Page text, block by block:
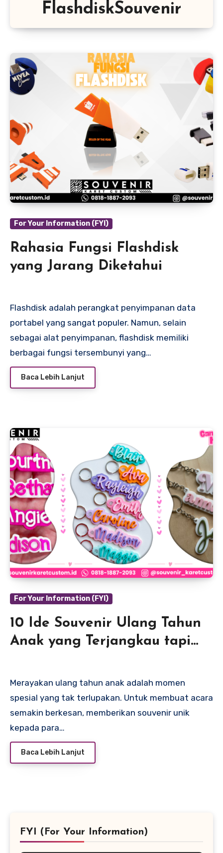
FlashdiskSouvenir
For Your Information (FYI)
Rahasia Fungsi Flashdisk
yang Jarang Diketahui
Flashdisk adalah perangkat penyimpanan data
portabel yang sangat populer. Namun, selain
sebagai alat penyimpanan, flashdisk memiliki
berbagai fungsi tersembunyi yang…
Baca Lebih Lanjut
For Your Information (FYI)
10 Ide Souvenir Ulang Tahun
Anak yang Terjangkau tapi
Merayakan ulang tahun anak adalah momen
spesial yang tak terlupakan. Untuk membuat acara
semakin berkesan, memberikan souvenir unik
kepada para…
Baca Lebih Lanjut
FYI (For Your Information)